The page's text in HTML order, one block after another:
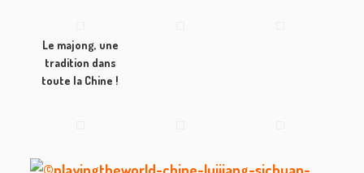
Le majong, une
tradition dans
toute la Chine !